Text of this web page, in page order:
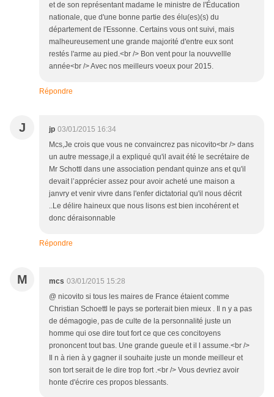
et de son représentant madame le ministre de l'Éducation
nationale, que d'une bonne partie des élu(es)(s) du
département de l'Essonne. Certains vous ont suivi, mais
malheureusement une grande majorité d'entre eux sont
restés l'arme au pied.<br /> Bon vent pour la nouvvellle
année<br /> Avec nos meilleurs voeux pour 2015.
Répondre
J jp 03/01/2015 16:34
Mcs,Je crois que vous ne convaincrez pas nicovito<br /> dans
un autre message,il a expliqué qu'il avait été le secrétaire de
Mr Schottl dans une association pendant quinze ans et qu'il
devait l’apprécier assez pour avoir acheté une maison a
janvry et venir vivre dans l'enfer dictatorial qu'il nous décrit
..Le délire haineux que nous lisons est bien incohérent et
donc déraisonnable
Répondre
M mcs 03/01/2015 15:28
@ nicovito si tous les maires de France étaient comme
Christian Schoettl le pays se porterait bien mieux . Il n y a pas
de démagogie, pas de culte de la personnalité juste un
homme qui ose dire tout fort ce que ces concitoyens
prononcent tout bas. Une grande gueule et il l assume.<br />
Il n à rien à y gagner il souhaite juste un monde meilleur et
son tort serait de le dire trop fort .<br /> Vous devriez avoir
honte d'écrire ces propos blessants.